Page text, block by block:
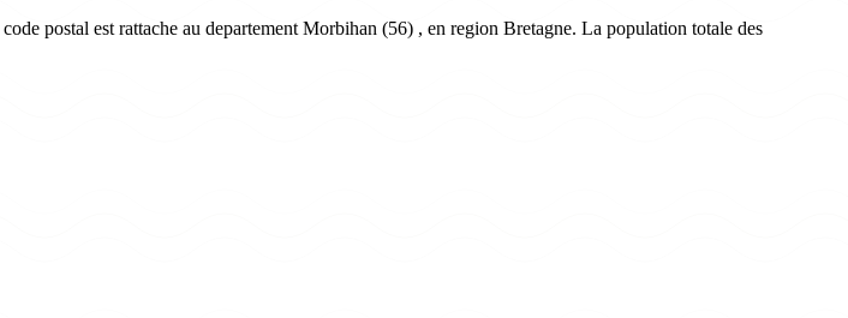
postal est rattache au departement Morbihan (56) , en region Bretagne. La population totale des